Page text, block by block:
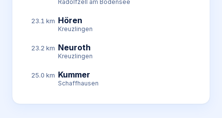
Radolfzell am Bodensee
23.1 km Hören
Kreuzlingen
23.2 km Neuroth
Kreuzlingen
25.0 km Kummer
Schaffhausen